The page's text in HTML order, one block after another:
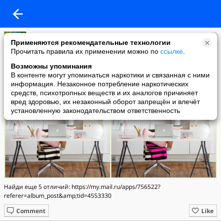
Применяются рекомендательные технологии
Прочитать правила их применении можно по ссылке
Возможны упоминания
В контенте могут упоминаться наркотики и связанная с ними
информация. Незаконное потребление наркотических
средств, психотропных веществ и их аналогов причиняет
вред здоровью, их незаконный оборот запрещён и влечёт
установленную законодательством ответственность
Светлана Чирик
added a photo
22 May в 09:01
Найди еще 5 отличий: https://my.mail.ru/apps/756522?
referer=album_post&amp;tid=4553330
Like
Comment